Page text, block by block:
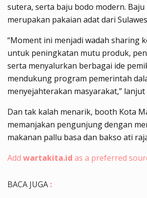
sutera, serta baju bodo modern.
merupakan pakaian adat dari
“Moment ini menjadi wadah sharing
untuk peningkatan mutu produk,
serta menyalurkan berbagai ide
mendukung program pemerintah
menyejahterakan masyarakat,” lanjut
Dan tak kalah menarik, booth Kota
memanjakan pengunjung dengan
makanan pallu basa dan bakso ati
Add wartakita.id as a preferred
BACA JUGA :